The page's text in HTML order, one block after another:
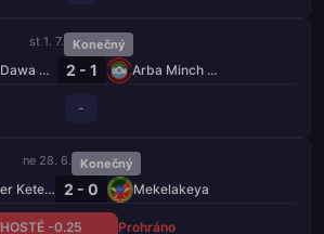
st 1. 7. Konečný
Dire Dawa Kenema 2 - 1 Arba Minch Kenema
-
ne 28. 6. Konečný
Sheger Ketema 2 - 0 Mekelakeya
HOSTÉ -0.25 Prohráno